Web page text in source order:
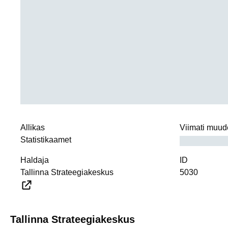
Allikas
Statistikaamet
Viimati
Haldaja
Tallinna Strateegiakeskus
ID
5030
Tallinna Strateegiakeskus